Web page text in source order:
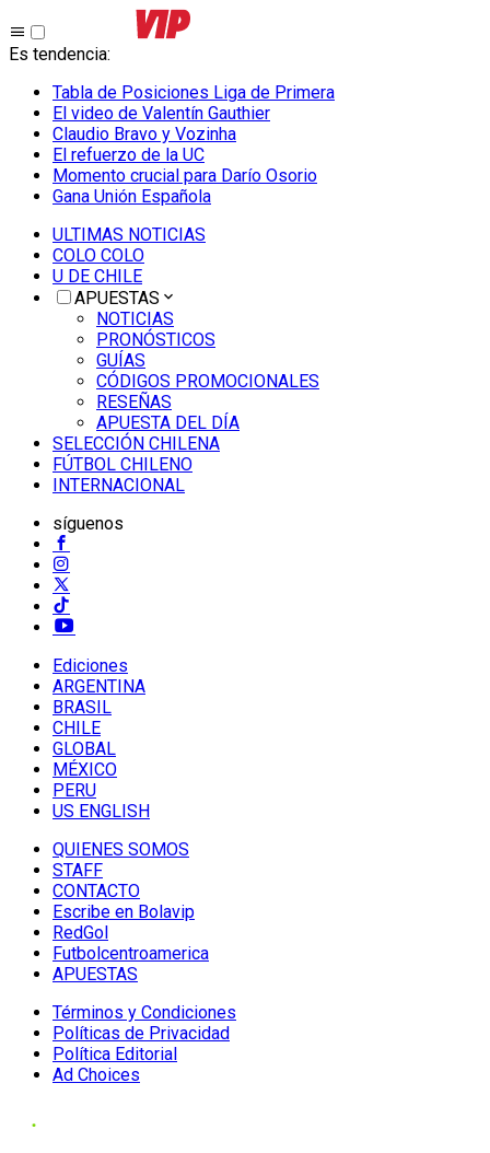
Es tendencia:
Tabla de Posiciones Liga de Primera
El video de Valentín Gauthier
Claudio Bravo y Vozinha
El refuerzo de la UC
Momento crucial para Darío Osorio
Gana Unión Española
ULTIMAS NOTICIAS
COLO COLO
U DE CHILE
APUESTAS
NOTICIAS
PRONÓSTICOS
GUÍAS
CÓDIGOS PROMOCIONALES
RESEÑAS
APUESTA DEL DÍA
SELECCIÓN CHILENA
FÚTBOL CHILENO
INTERNACIONAL
síguenos
Ediciones
ARGENTINA
BRASIL
CHILE
GLOBAL
MÉXICO
PERU
US ENGLISH
QUIENES SOMOS
STAFF
CONTACTO
Escribe en Bolavip
RedGol
Futbolcentroamerica
APUESTAS
Términos y Condiciones
Políticas de Privacidad
Política Editorial
Ad Choices